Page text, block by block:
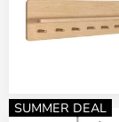
SUMMER DEAL